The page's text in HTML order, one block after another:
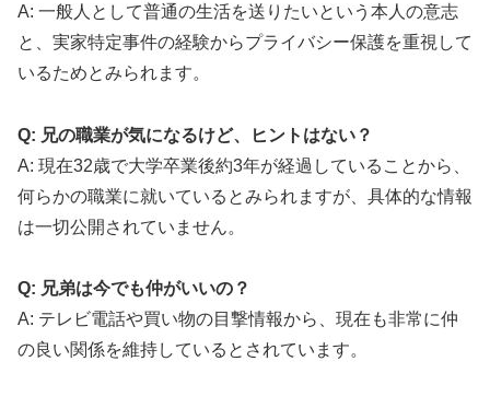
A: 一般人として普通の生活を送りたいという本人の意志
と、実家特定事件の経験からプライバシー保護を重視して
いるためとみられます。
Q: 兄の職業が気になるけど、ヒントはない？
A: 現在32歳で大学卒業後約3年が経過していることから、
何らかの職業に就いているとみられますが、具体的な情報
は一切公開されていません。
Q: 兄弟は今でも仲がいいの？
A: テレビ電話や買い物の目撃情報から、現在も非常に仲
の良い関係を維持しているとされています。